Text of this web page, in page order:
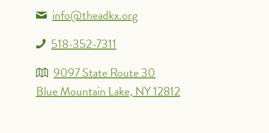
info@theadkx.org
518-352-7311
9097 State Route 30
Blue Mountain Lake, NY 12812